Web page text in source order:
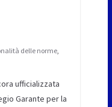
delle norme,
ufficializzata
Garante per la